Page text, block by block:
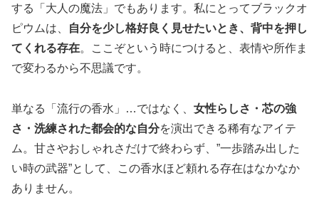
する「大人の魔法」でもあります。私にとってブラックオ
ピウムは、
自分を少し格好良く見せたいとき、背中を押し
てくれる存在。ここぞという時につけると、表情や所作ま
で変わるから不思議です。
単なる「流行の香水」…ではなく、 女性らしさ・芯の強
さ・洗練された都会的な自分を演出できる稀有なアイテ
ム。甘さやおしゃれさだけで終わらず、”一歩踏み出した
い時の武器”として、この香水ほど頼れる存在はなかなか
ありません。